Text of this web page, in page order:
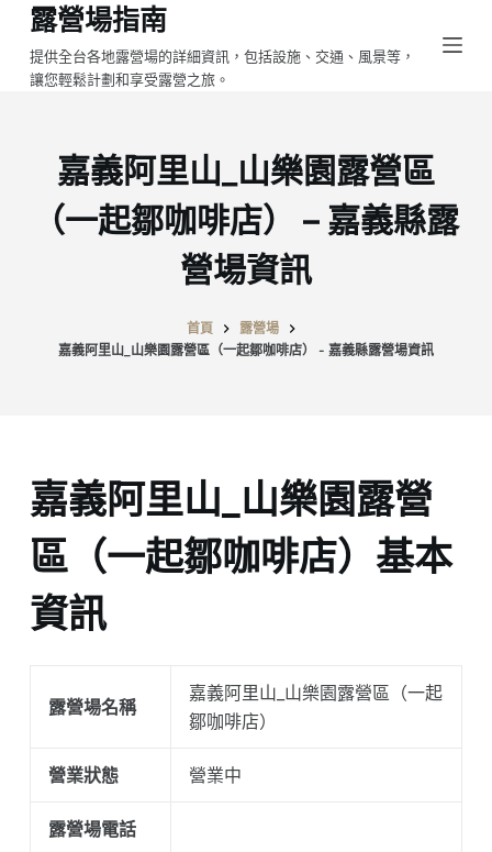
跳
至
主
露營場指南
提供全台各地露營場的詳細資訊，包括設施、交通、風景等，
讓您輕鬆計劃和享受露營之旅。
嘉義阿里山_山樂園露營區
（一起鄒咖啡店） – 嘉義縣露
營場資訊
首頁
露營場
嘉義阿里山_山樂園露營區（一起鄒咖啡店） - 嘉義縣露營場資訊
嘉義阿里山_山樂園露營
區（一起鄒咖啡店）基本
資訊
露營場名稱
嘉義阿里山_山樂園露營區（一起
鄒咖啡店）
營業狀態 營業中
露營場電話